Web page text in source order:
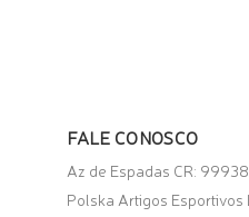
FALE CONOSCO
Az de Espadas CR:
Polska Artigos Esportivos